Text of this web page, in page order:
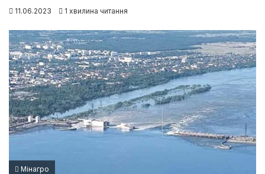
11.06.2023 1 хвилина читання
Мінагро